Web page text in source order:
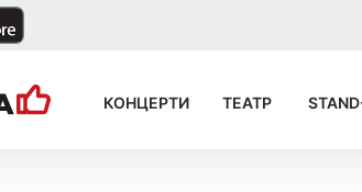
КОНЦЕРТИ ТЕАТР